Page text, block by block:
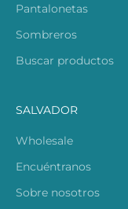
Pantalonetas
Sombreros
Buscar productos
SALVADOR
Wholesale
Encuéntranos
Sobre nosotros